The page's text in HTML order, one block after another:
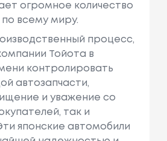
огромное количество
всему миру.
процесс,
Тойота в
контролировать
автозапчасти,
и уважение со
так и
японские автомобили